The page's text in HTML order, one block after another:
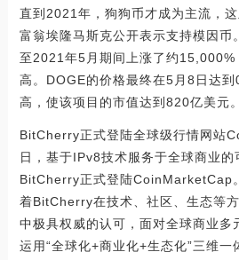
直到2021年，狗狗币才成为主流，
富翁埃隆马斯克公开表示支持模因币
至2021年5月期间上涨了约15,000%
高。DOGE的价格最终在5月8日达
高，使该项目的市值达到820亿美元。
BitCherry正式登陆全球级行情网站
日，基于IPv8技术服务于全球商业
BitCherry正式登陆CoinMarketCap
着BitCherry在技术、社区、生态等
中极具权威的认可，面对全球商业
运用“全球化+商业化+生态化”三维一